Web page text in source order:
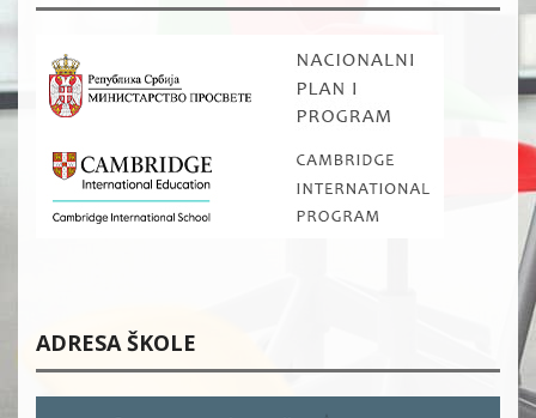
ADRESA ŠKOLE